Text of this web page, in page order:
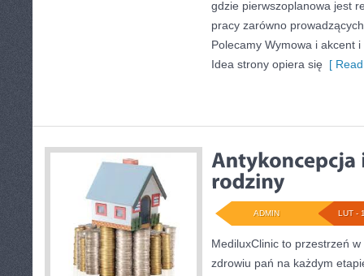
gdzie pierwszoplanowa jest
pracy zarówno
Polecamy Wymowa i akcent
Idea strony opiera się [
LUT -
ADMIN
MediluxClinic to przestrzeń
zdrowiu pań na każdym